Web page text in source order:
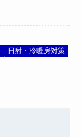
日射・冷暖房対策